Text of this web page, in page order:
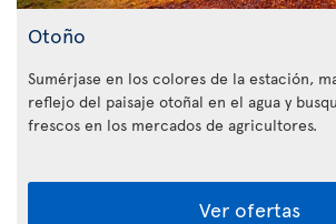
Otoño
Sumérjase en los colores de la estación,
reflejo del paisaje otoñal en el agua y
frescos en los mercados de agricultores.
Ver ofertas